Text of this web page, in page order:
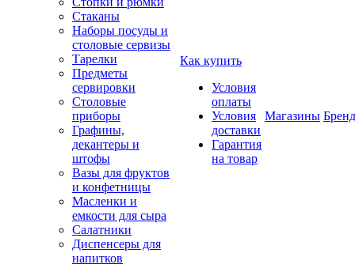
Стаканы
Наборы посуды и
столовые сервизы
Тарелки
Предметы
сервировки
Столовые
приборы
Графины,
декантеры и
штофы
Вазы для фруктов
и конфетницы
Масленки и
емкости для сыра
Салатники
Диспенсеры для
напитков
Как купить
Условия
оплаты
Условия
доставки
Гарантия
на товар
Магазины